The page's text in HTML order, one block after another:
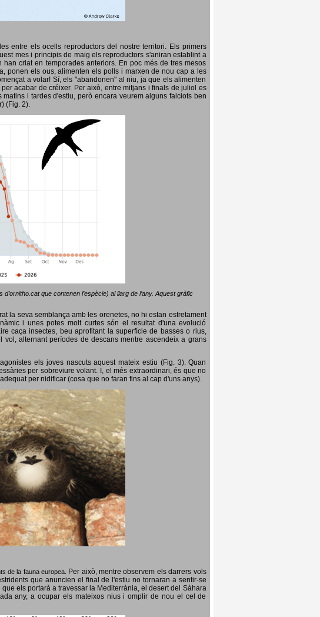
entre els ocells reproductors del nostre territori. Els primers
mes i principis de maig els reproductors s'aniran establint a
criat en temporades anteriors. En poc més de tres mesos
ponen els ous, alimenten els polls i marxen de nou cap a les
a volar! Sí, els "abandonen" al niu, ja que els alimenten
acabar de créixer. Per això, entre mitjans i finals de juliol es
i tardes d'estiu, però encara veurem alguns falciots ben
(Fig. 2).
que contenen l’espècie) al llarg de l’any. Aquest gràfic
la seva semblança amb les orenetes, no hi estan estretament
i unes potes molt curtes són el resultat d'una evolució
caça insectes, beu aprofitant la superfície de basses o rius,
alternant períodes de descans mentre ascendeix a grans
els joves nascuts aquest mateix estiu (Fig. 3). Quan
per sobreviure volant. I, el més extraordinari, és que no
per nidificar (cosa que no faran fins al cap d'uns anys).
de la fauna europea. Per això, mentre observem els darrers vols
que anuncien el final de l'estiu no tornaran a sentir-se
els portarà a travessar la Mediterrània, el desert del Sàhara
any, a ocupar els mateixos nius i omplir de nou el cel de